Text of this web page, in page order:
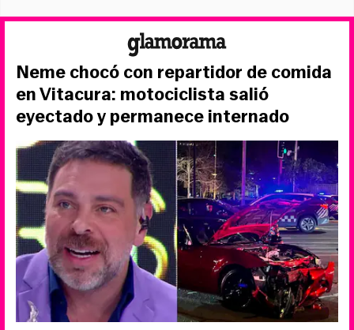
Neme chocó con repartidor de comida
en Vitacura: motociclista salió
eyectado y permanece internado